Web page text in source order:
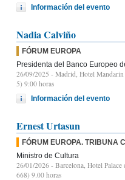
Información del evento
Nadia Calviño
FÓRUM EUROPA
Presidenta del Banco Europeo
26/09/2025 - Madrid, Hotel Mandarin
5) 9:00 horas
Información del evento
Ernest Urtasun
FÓRUM EUROPA. TRIBUNA
Ministro de Cultura
26/01/2026 - Barcelona, Hotel Palace
668) 9.00 horas